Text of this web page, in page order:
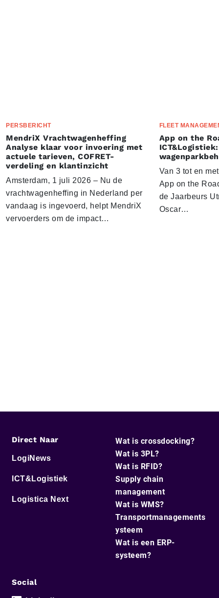
PERSBERICHT
MendriX Vrachtwagenheffing
Analyse klaar voor invoering met
actuele tarieven, COFRET-
verdeling en klantinzicht
Amsterdam, 1 juli 2026 – Nu de
vrachtwagenheffing in Nederland per
vandaag is ingevoerd, helpt MendriX
vervoerders om de impact…
FLEET
App on the
Van 3 tot en
App on the
de Jaarbeurs
Oscar…
Direct Naar
LogiNews
ICT&Logistiek
Logistica Next
Wat is crossdocking?
Wat is 3PL?
Wat is RFID?
Supply chain
management
Wat is WMS?
Transportmanagements
ysteem
Wat is een ERP-
systeem?
Social